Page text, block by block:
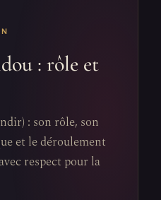
: rôle et
: son rôle, son
et le déroulement
respect pour la